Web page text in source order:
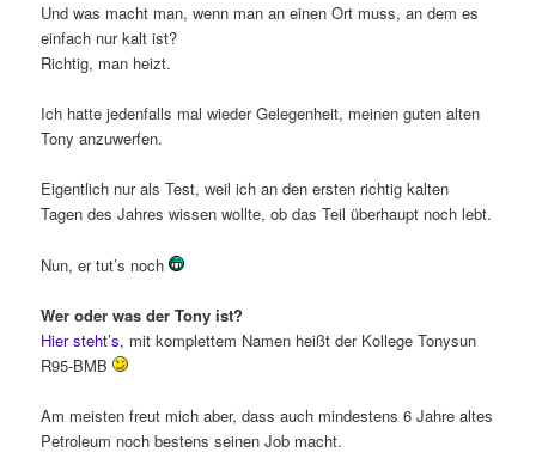
Und was macht man, wenn man an einen Ort muss, an dem es
einfach nur kalt ist?
Richtig, man heizt.
Ich hatte jedenfalls mal wieder Gelegenheit, meinen guten alten
Tony anzuwerfen.
Eigentlich nur als Test, weil ich an den ersten richtig kalten
Tagen des Jahres wissen wollte, ob das Teil überhaupt noch lebt.
Nun, er tut’s noch
Wer oder was der Tony ist?
Hier steht’s, mit komplettem Namen heißt der Kollege Tonysun
R95-BMB
Am meisten freut mich aber, dass auch mindestens 6 Jahre altes
Petroleum noch bestens seinen Job macht.